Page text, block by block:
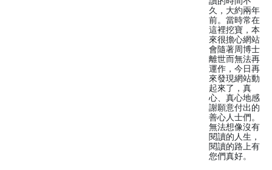
久，大約兩年
前。當時常在
這裡挖寶，本
來很擔心網站
會隨著周博士
離世而無法再
運作，今日再
來發現網站動
起來了，真
心、真心地感
謝願意付出的
善心人士們。
無法想像沒有
閱讀的人生，
閱讀的路上有
您們真好。